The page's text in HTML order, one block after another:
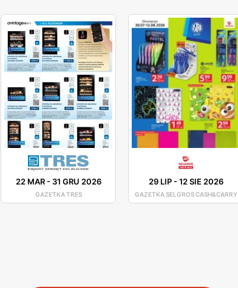
22 MAR- 31 GRU 2026
GAZETKA TRES
29 LIP-12 SIE 2026
GAZETKA SELGROS CASH&CARRY